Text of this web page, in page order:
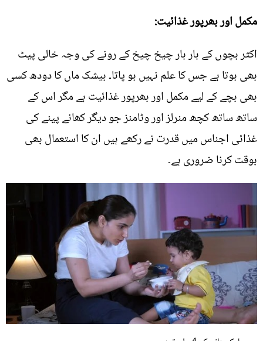
مکمل اور بھرپور غذائیت:
اکثر بچوں کے بار بار چیخ چیخ کے رونے کی وجہ خالی پیٹ
بھی ہوتا ہے جس کا علم نہیں ہو پاتا۔ بیشک ماں کا دودھ کسی
بھی بچے کے لیے مکمل اور بھرپور غذائیت ہے مگر اس کے
ساتھ ساتھ کچھ منرلز اور وٹامنز جو دیگر کھانے پینے کی
غذائی اجناس میں قدرت نے رکھے ہیں ان کا استعمال بھی
بوقت کرنا ضروری ہے۔